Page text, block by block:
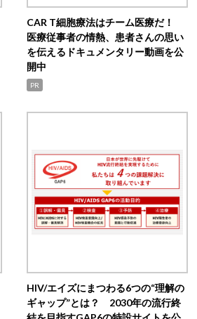
CAR T細胞療法はチーム医療だ！
医療従事者の情熱、患者さんの思い
を伝えるドキュメンタリー動画を公
開中
PR
HIV/エイズにまつわる6つの“理解の
ギャップ”とは？ 2030年の流行終